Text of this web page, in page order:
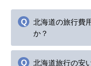
北海道の旅行費
か？
北海道旅行の安